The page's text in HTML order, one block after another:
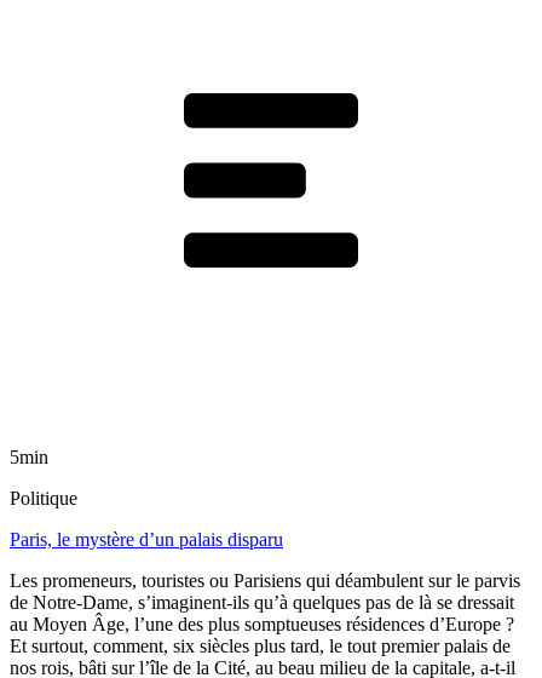
5min
Politique
Paris, le mystère d’un palais disparu
Les promeneurs, touristes ou Parisiens qui déambulent sur le parvis
de Notre-Dame, s’imaginent-ils qu’à quelques pas de là se dressait
au Moyen Âge, l’une des plus somptueuses résidences d’Europe ?
Et surtout, comment, six siècles plus tard, le tout premier palais de
nos rois, bâti sur l’île de la Cité, au beau milieu de la capitale, a-t-il